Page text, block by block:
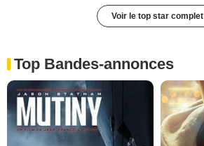
Voir le top star complet
Top Bandes-annonces